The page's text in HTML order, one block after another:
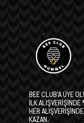
BEE CLUB’A ÜYE OL!
İLK ALIŞVERİŞİNDE
HER ALIŞVERİŞİNDE
KAZAN.